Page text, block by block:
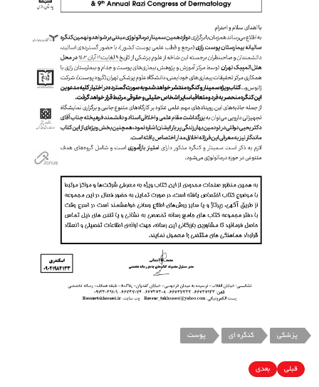
پزشکی کنگره ای پوست
قبلی بعدی